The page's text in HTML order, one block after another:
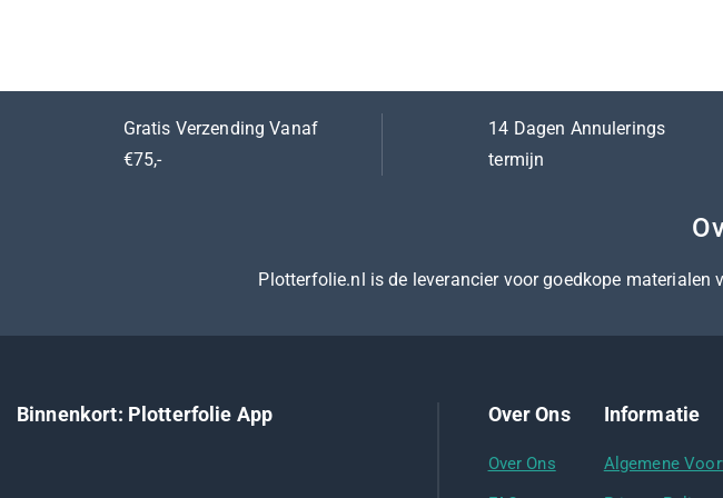
Gratis Verzending Vanaf
€75,-
14 Dagen Annulerings
termijn
Plotterfolie.nl is de leverancier voor goedkope
Binnenkort: Plotterfolie App Over Ons
Over Ons
Informatie
Algemene